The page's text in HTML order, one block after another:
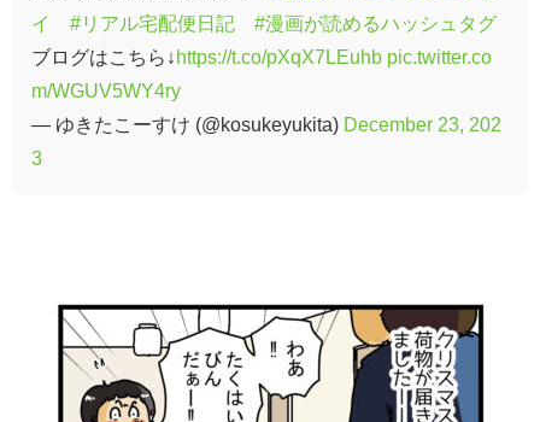
イ
#リアル宅配便日記
#漫画が読めるハッシュタグ
ブログはこちら↓ https://t.co/pXqX7LEuhb pic.twitter.co
m/WGUV5WY4ry
— ゆきたこーすけ (@kosukeyukita) December 23, 202
3